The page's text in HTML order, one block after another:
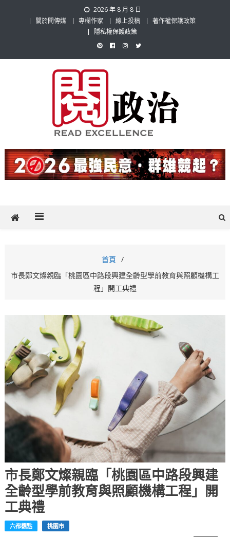
2026 年 8 月 8 日
關於閱傳媒
專欄作家 線上投稿
著作權保護政策
隱私權保護政策
閱政治 Read Gov News
題，也要專業評論，閱政治與多元的政治評論家與專欄作家邀稿合作，
讓讀者有最多元和專業的選擇。
首頁
市長鄭文燦親臨「桃園區中路段興建全齡型學前教育與照顧機構工
程」開工典禮
市長鄭文燦親臨「桃園區中路段興建
全齡型學前教育與照顧機構工程」開
工典禮
六都觀點 桃園市